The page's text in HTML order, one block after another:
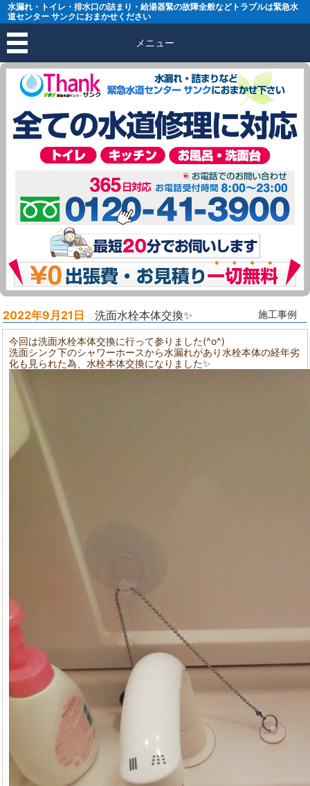
水漏れ・トイレ・排水口の詰まり・給湯器緊の故障全般などトラブルは緊急水
道センター サンクにおまかせください
メニュー
2022年9月21日 洗面水栓本体交換✨ 施工事例
今回は洗面水栓本体交換に行って参りました(^o^)
洗面シンク下のシャワーホースから水漏れがあり水栓本体の経年劣
化も見られた為、水栓本体交換になりました✨